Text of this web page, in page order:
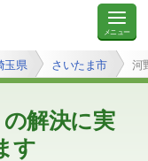
玉県 さいたま市 河
の解決に実
す